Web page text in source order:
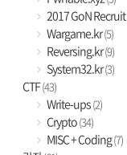
2017 GoN Recruit
Wargame.kr(5)
Reversing.kr(9)
System32.kr(3)
CTF(43)
Write-ups(2)
Crypto(34)
MISC + Coding(7)